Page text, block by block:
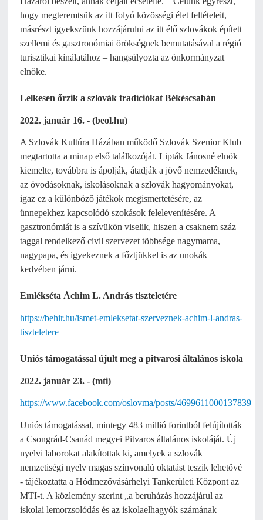
hogy megteremtsük az itt folyó közösségi élet feltételeit,
másrészt igyekszünk hozzájárulni az itt élő szlovákok épített
szellemi és gasztronómiai örökségnek bemutatásával a régió
turisztikai kínálatához – hangsúlyozta az önkormányzat
elnöke.
Lelkesen őrzik a szlovák tradíciókat Békéscsabán
2022. január 16. - (beol.hu)
A Szlovák Kultúra Házában működő Szlovák Szenior Klub
megtartotta a minap első találkozóját. Lipták Jánosné elnök
kiemelte, továbbra is ápolják, átadják a jövő nemzedéknek,
az óvodásoknak, iskolásoknak a szlovák hagyományokat,
igaz ez a különböző játékok megismertetésére, az
ünnepekhez kapcsolódó szokások felelevenítésére. A
gasztronómiát is a szívükön viselik, hiszen a csaknem száz
taggal rendelkező civil szervezet többsége nagymama,
nagypapa, és igyekeznek a főztjükkel is az unokák
kedvében járni.
Emlékséta Áchim L. András tiszteletére
https://behir.hu/ismet-emleksetat-szerveznek-achim-l-andras-
tiszteletere
Uniós támogatással újult meg a pitvarosi általános iskola
2022. január 23. - (mti)
https://www.facebook.com/oslovma/posts/4699611000137839
Uniós támogatással, mintegy 483 millió forintból felújították
a Csongrád-Csanád megyei Pitvaros általános iskoláját. Új
nyelvi laborokat alakítottak ki, amelyek a szlovák
nemzetiségi nyelv magas színvonalú oktatást teszik lehetővé
- tájékoztatta a Hódmezővásárhelyi Tankerületi Központ az
MTI-t. A közlemény szerint „a beruházás hozzájárul az
iskolai lemorzsolódás és az iskolaelhagyók számának